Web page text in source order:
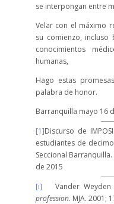
se interpongan entre
Velar con el máximo
su comienzo,
conocimientos
humanas,
Hago estas
palabra de honor.
Barranquilla mayo 16
[1]Discurso de
estudiantes de
Seccional
de 2015
[i] Vander Weyden
profession. MJA. 2001;